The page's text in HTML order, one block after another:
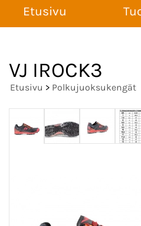
Etusivu
VJ IROCK3
Etusivu > Polkujuoksukengät